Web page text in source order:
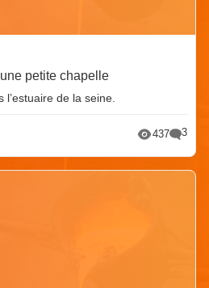
petite chapelle
de la seine.
437 3